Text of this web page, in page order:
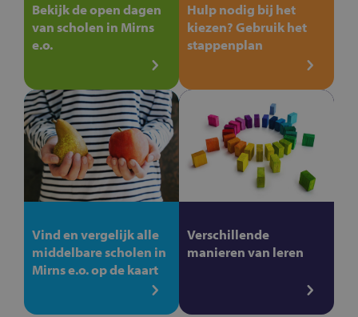
Bekijk de open dagen
van scholen in Mirns
e.o.
Hulp nodig bij het
kiezen? Gebruik het
stappenplan
Vind en vergelijk alle
middelbare scholen in
Mirns e.o. op de kaart
Verschillende
manieren van leren